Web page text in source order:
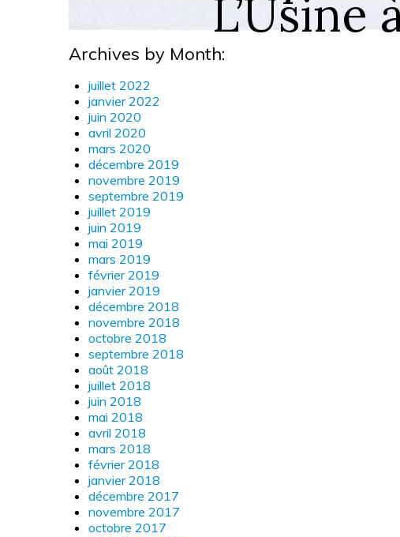
Archives by Month:
juillet 2022
janvier 2022
juin 2020
avril 2020
mars 2020
décembre 2019
novembre 2019
septembre 2019
juillet 2019
juin 2019
mai 2019
mars 2019
février 2019
janvier 2019
décembre 2018
novembre 2018
octobre 2018
septembre 2018
août 2018
juillet 2018
juin 2018
mai 2018
avril 2018
mars 2018
février 2018
janvier 2018
décembre 2017
novembre 2017
octobre 2017